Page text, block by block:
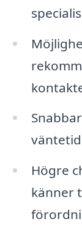
Högre
känner